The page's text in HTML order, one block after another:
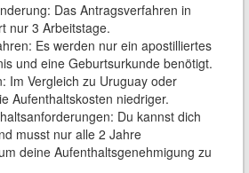
Das Antragsverfahren in
nur 3 Arbeitstage.
Es werden nur ein apostilliertes
und eine Geburtsurkunde benötigt.
Im Vergleich zu Uruguay oder
Aufenthaltskosten niedriger.
Du kannst dich
musst nur alle 2 Jahre
deine Aufenthaltsgenehmigung zu